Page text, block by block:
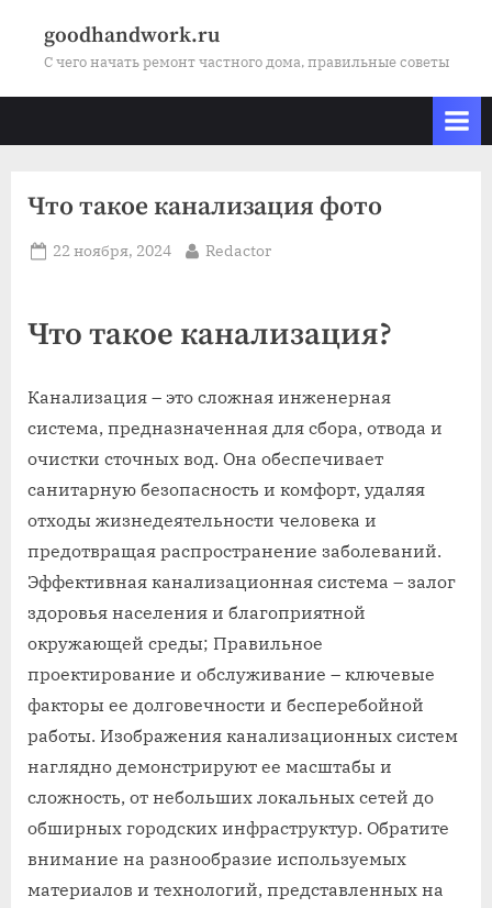
goodhandwork.ru
С чего начать ремонт частного дома, правильные советы
Что такое канализация фото
Posted
22 ноября, 2024 By
Redactor
Что такое канализация?
Канализация – это сложная инженерная
система, предназначенная для сбора, отвода и
очистки сточных вод. Она обеспечивает
санитарную безопасность и комфорт, удаляя
отходы жизнедеятельности человека и
предотвращая распространение заболеваний.
Эффективная канализационная система – залог
здоровья населения и благоприятной
окружающей среды; Правильное
проектирование и обслуживание – ключевые
факторы ее долговечности и бесперебойной
работы. Изображения канализационных систем
наглядно демонстрируют ее масштабы и
сложность, от небольших локальных сетей до
обширных городских инфраструктур. Обратите
внимание на разнообразие используемых
материалов и технологий, представленных на